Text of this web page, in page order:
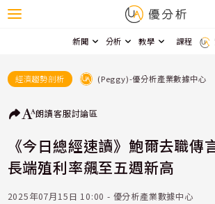
新聞 分析 教學 課程
經濟趨勢剖析 (Peggy)-優分析產業數據中心
朗讀客服討論區
《今日總經速讀》鮑爾去職傳
長端殖利率飆至五週新高
2025年07月15日 10:00 - 優分析產業數據中心